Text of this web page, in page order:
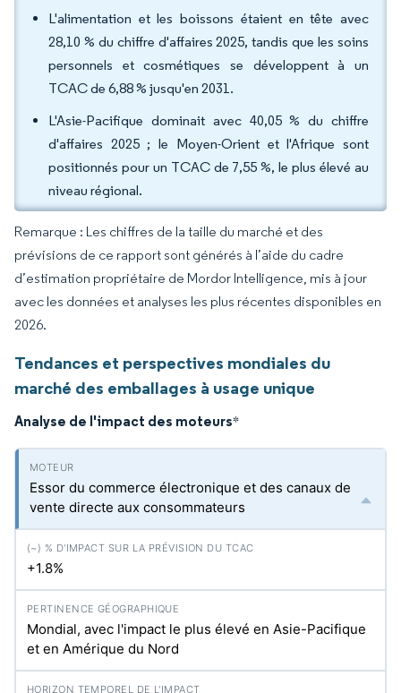
L'alimentation et les boissons étaient en tête avec
28,10 % du chiffre d'affaires 2025, tandis que les soins
personnels et cosmétiques se développent à un
TCAC de 6,88 % jusqu'en 2031.
L'Asie-Pacifique dominait avec 40,05 % du chiffre
d'affaires 2025 ; le Moyen-Orient et l'Afrique sont
positionnés pour un TCAC de 7,55 %, le plus élevé au
niveau régional.
Remarque : Les chiffres de la taille du marché et des
prévisions de ce rapport sont générés à l’aide du cadre
d’estimation propriétaire de Mordor Intelligence, mis à jour
avec les données et analyses les plus récentes disponibles en
2026.
Tendances et perspectives mondiales du
marché des emballages à usage unique
Analyse de l'impact des moteurs*
Essor du commerce électronique et des canaux de
vente directe aux consommateurs
+1.8%
Mondial, avec l'impact le plus élevé en Asie-Pacifique
et en Amérique du Nord